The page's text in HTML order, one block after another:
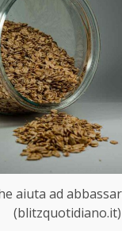
aiuta ad
(blitzquotidiano.it)